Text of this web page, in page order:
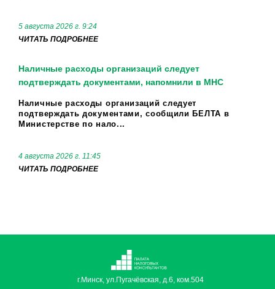
5 августа 2026 г. 9:24
ЧИТАТЬ ПОДРОБНЕЕ
Наличные расходы организаций следует
подтверждать документами, напомнили в МНС
Наличные расходы организаций следует
подтверждать документами, сообщили БЕЛТА в
Министерстве по нало...
4 августа 2026 г. 11:45
ЧИТАТЬ ПОДРОБНЕЕ
г.Минск, ул.Пугачёвская, д.6, ком.504